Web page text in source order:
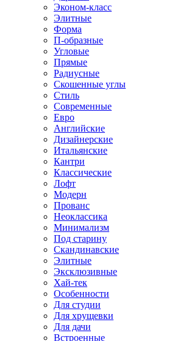
Эконом-класс
Элитные
Форма
П-образные
Угловые
Прямые
Радиусные
Скошенные углы
Стиль
Современные
Евро
Английские
Дизайнерские
Итальянские
Кантри
Классические
Лофт
Модерн
Прованс
Неоклассика
Минимализм
Под старину
Скандинавские
Элитные
Эксклюзивные
Хай-тек
Особенности
Для студии
Для хрущевки
Для дачи
Встроенные